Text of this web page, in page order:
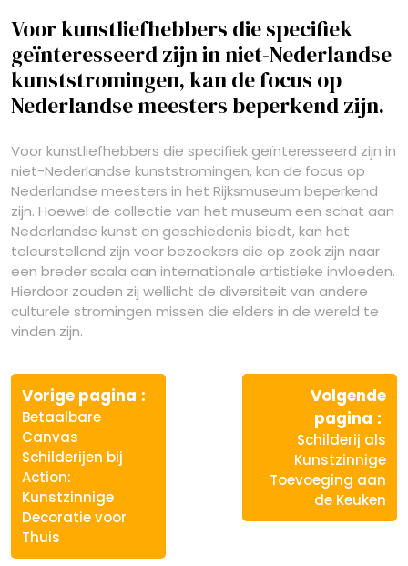
Voor kunstliefhebbers die specifiek
geïnteresseerd zijn in niet-Nederlandse
kunststromingen, kan de focus op
Nederlandse meesters beperkend zijn.
Voor kunstliefhebbers die specifiek geïnteresseerd zijn in
niet-Nederlandse kunststromingen, kan de focus op
Nederlandse meesters in het Rijksmuseum beperkend
zijn. Hoewel de collectie van het museum een schat aan
Nederlandse kunst en geschiedenis biedt, kan het
teleurstellend zijn voor bezoekers die op zoek zijn naar
een breder scala aan internationale artistieke invloeden.
Hierdoor zouden zij wellicht de diversiteit van andere
culturele stromingen missen die elders in de wereld te
vinden zijn.
Berichtnavigatie
Vorige pagina
Betaalbare
Canvas
Schilderijen bij
Action:
Kunstzinnige
Decoratie voor
Thuis
Volgende
pagina
Schilderij als
Kunstzinnige
Toevoeging aan
de Keuken